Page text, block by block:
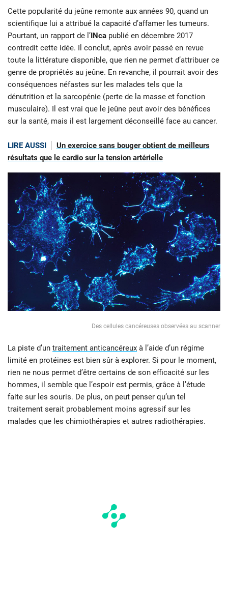
Cette popularité du jeûne remonte aux années 90, quand un
scientifique lui a attribué la capacité d’affamer les tumeurs.
Pourtant, un rapport de l’INca publié en décembre 2017
contredit cette idée. Il conclut, après avoir passé en revue
toute la littérature disponible, que rien ne permet d’attribuer ce
genre de propriétés au jeûne. En revanche, il pourrait avoir des
conséquences néfastes sur les malades tels que la
dénutrition et la sarcopénie (perte de la masse et fonction
musculaire). Il est vrai que le jeûne peut avoir des bénéfices
sur la santé, mais il est largement déconseillé face au cancer.
LIRE AUSSI
Un exercice sans bouger obtient de meilleurs
résultats que le cardio sur la tension artérielle
Des cellules cancéreuses observées au scanner
La piste d’un traitement anticancéreux à l’aide d’un régime
limité en protéines est bien sûr à explorer. Si pour le moment,
rien ne nous permet d’être certains de son efficacité sur les
hommes, il semble que l’espoir est permis, grâce à l’étude
faite sur les souris. De plus, on peut penser qu’un tel
traitement serait probablement moins agressif sur les
malades que les chimiothérapies et autres radiothérapies.